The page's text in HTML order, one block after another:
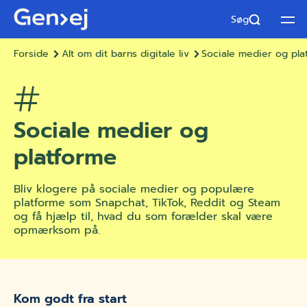
Søg
Forside
Alt om dit barns digitale liv Sociale medier og
Sociale medier og
platforme
Bliv klogere på sociale medier og populære
platforme som Snapchat, TikTok, Reddit og Steam
og få hjælp til, hvad du som forælder skal være
opmærksom på.
Kom godt fra start